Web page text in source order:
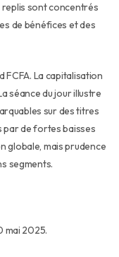
replis sont concentrés
de bénéfices et des
FCFA. La capitalisation
séance du jour illustre
sur des titres
par de fortes baisses
globale, mais prudence
segments.
mai 2025.